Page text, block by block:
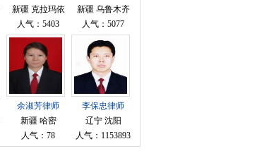
新疆 克拉玛依
人气：5403
新疆 乌鲁木齐
人气：5077
余淑芳律师
新疆 哈密
人气：78
李保忠律师
辽宁 沈阳
人气：1153893